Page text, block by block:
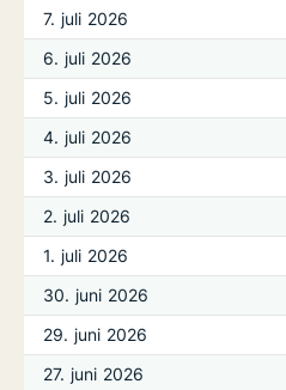
7. juli 2026
6. juli 2026
5. juli 2026
4. juli 2026
3. juli 2026
2. juli 2026
1. juli 2026
30. juni 2026
29. juni 2026
27. juni 2026